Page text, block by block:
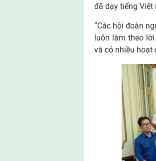
đã dạy tiếng Việt
“Các hội đoàn
luôn làm theo
và có nhiều hoạt